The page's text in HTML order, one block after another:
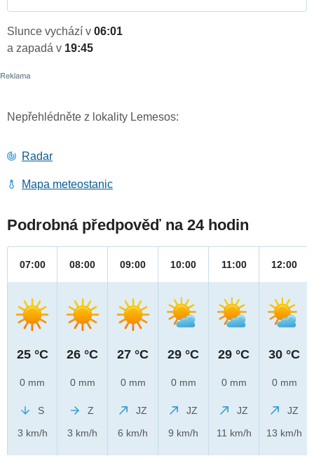
Slunce vychází v 06:01
a zapadá v 19:45
Nepřehlédněte z lokality Lemesos:
Radar
Mapa meteostanic
Podrobná předpověď na 24 hodin
07:00
25 °C
0 mm
S
3 km/h
08:00
26 °C
0 mm
Z
3 km/h
09:00
27 °C
0 mm
JZ
6 km/h
10:00
29 °C
0 mm
JZ
9 km/h
11:00
29 °C
0 mm
JZ
11 km/h
12:00
30 °C
0 mm
JZ
13 km/h